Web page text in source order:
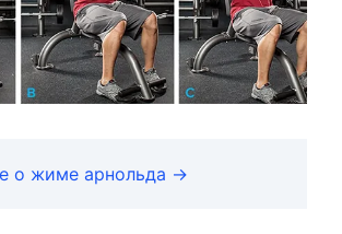
о жиме арнольда →